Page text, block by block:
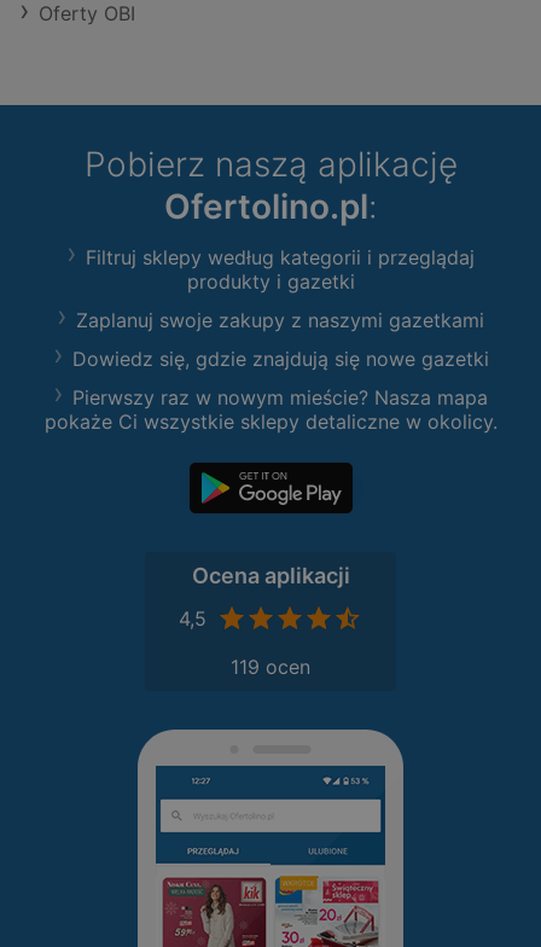
Oferty OBI
Pobierz naszą aplikację
Ofertolino.pl:
Filtruj sklepy według kategorii i przeglądaj
produkty i gazetki
Zaplanuj swoje zakupy z naszymi gazetkami
Dowiedz się, gdzie znajdują się nowe gazetki
Pierwszy raz w nowym mieście? Nasza mapa
pokaże Ci wszystkie sklepy detaliczne w okolicy.
Ocena aplikacji
4,5
119 ocen